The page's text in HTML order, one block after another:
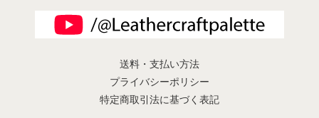
送料・支払い方法
プライバシーポリシー
特定商取引法に基づく表記